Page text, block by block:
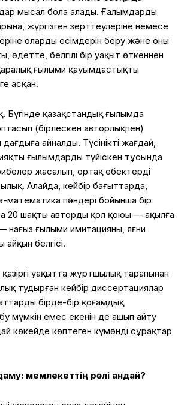
мысал бола алады. Ғалымдардың
жүргізген зерттеулеріне немесе
олардың есімдерін беру және оны
әдетте, белгілі бір уақыт өткеннен
ғылыми қауымдастықтың
асқан.
Бүгінде қазақстандық ғылымда
(бірлескен авторлықпен)
айналды. Түсінікті жағдай,
ғылымдардың түйіскен тұсында
жасалып, ортақ еңбектердің
Алайда, кейбір бағыттарда,
математика пәндері бойынша бір
20 шақты автордың қол қоюы — ақылға
ғылыми имитацияның, яғни
айқын белгісі.
уақытта жұртшылық тарапынан
тудырған кейбір диссертациялар
бірде-бір қоғамдық
мүмкін емес екенін де ашып айту
көкейде көптеген күмәнді сұрақтар
мемлекеттің рөлі қандай?